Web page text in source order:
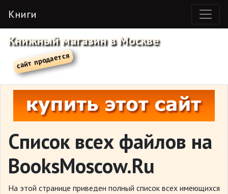
Книги
Книжный магазин в Москве
Список всех файлов на
BooksMoscow.Ru
На этой странице приведен полный список всех имеющихся